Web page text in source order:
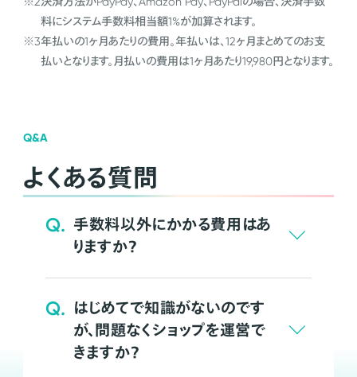
料にシステム手数料相当額1%が加算されます。
※3年払いの1ヶ月あたりの費用。年払いは、12ヶ月まとめてのお支
払いとなります。月払いの費用は1ヶ月あたり19,980円となります。
Q&A
よくある質問
Q. 手数料以外にかかる費用はあ
りますか？
Q. はじめてで知識がないのです
が、問題なくショップを運営で
きますか？